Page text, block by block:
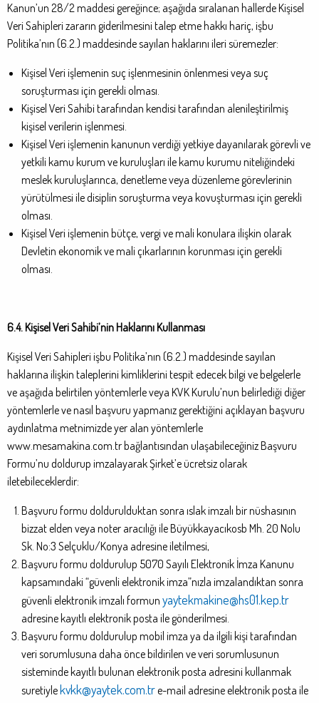
Kanun’un 28/2 maddesi gereğince; aşağıda sıralanan hallerde Kişisel
Veri Sahipleri zararın giderilmesini talep etme hakkı hariç, işbu
Politika’nın (6.2.) maddesinde sayılan haklarını ileri süremezler:
Kişisel Veri işlemenin suç işlenmesinin önlenmesi veya suç
soruşturması için gerekli olması.
Kişisel Veri Sahibi tarafından kendisi tarafından alenileştirilmiş
kişisel verilerin işlenmesi.
Kişisel Veri işlemenin kanunun verdiği yetkiye dayanılarak görevli ve
yetkili kamu kurum ve kuruluşları ile kamu kurumu niteliğindeki
meslek kuruluşlarınca, denetleme veya düzenleme görevlerinin
yürütülmesi ile disiplin soruşturma veya kovuşturması için gerekli
olması.
Kişisel Veri işlemenin bütçe, vergi ve mali konulara ilişkin olarak
Devletin ekonomik ve mali çıkarlarının korunması için gerekli
olması.
6.4. Kişisel Veri Sahibi’nin Haklarını Kullanması
Kişisel Veri Sahipleri işbu Politika’nın (6.2.) maddesinde sayılan
haklarına ilişkin taleplerini kimliklerini tespit edecek bilgi ve belgelerle
ve aşağıda belirtilen yöntemlerle veya KVK Kurulu’nun belirlediği diğer
yöntemlerle ve nasıl başvuru yapmanız gerektiğini açıklayan başvuru
aydınlatma metnimizde yer alan yöntemlerle
www.mesamakina.com.tr bağlantısından ulaşabileceğiniz Başvuru
Formu’nu doldurup imzalayarak Şirket’e ücretsiz olarak
iletebileceklerdir:
Başvuru formu doldurulduktan sonra ıslak imzalı bir nüshasının
bizzat elden veya noter aracılığı ile Büyükkayacıkosb Mh. 20 Nolu
Sk. No:3 Selçuklu/Konya adresine iletilmesi,
Başvuru formu doldurulup 5070 Sayılı Elektronik İmza Kanunu
kapsamındaki “güvenli elektronik imza”nızla imzalandıktan sonra
güvenli elektronik imzalı formun yaytekmakine@hs01.kep.tr
adresine kayıtlı elektronik posta ile gönderilmesi.
Başvuru formu doldurulup mobil imza ya da ilgili kişi tarafından
veri sorumlusuna daha önce bildirilen ve veri sorumlusunun
sisteminde kayıtlı bulunan elektronik posta adresini kullanmak
suretiylekvkk@yaytek.com.tre-mail adresine elektronik posta ile